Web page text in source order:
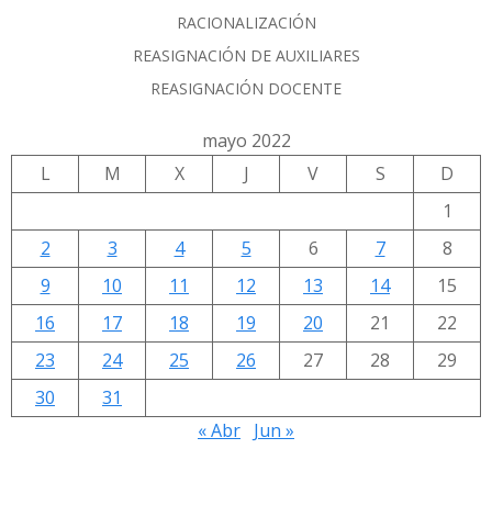
RACIONALIZACIÓN
REASIGNACIÓN DE AUXILIARES
REASIGNACIÓN DOCENTE
mayo 2022
L
M X J V S
D
1
2
3 4 5 6 7
8
9
10 11 12 13 14
15
16
17 18 19 20 21
22
23
24 25 26 27 28
29
30
31
« Abr Jun »